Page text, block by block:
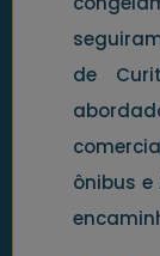
de
ônibus